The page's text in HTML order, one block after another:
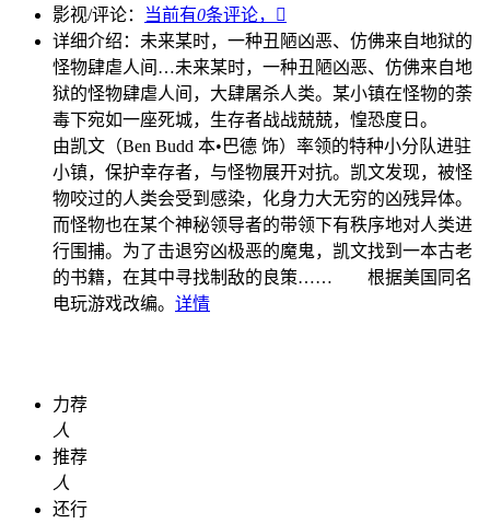
影视/评论：
当前有0条评论，

详细介绍： 未来某时，一种丑陋凶恶、仿佛来自地狱的
怪物肆虐人间…未来某时，一种丑陋凶恶、仿佛来自地
狱的怪物肆虐人间，大肆屠杀人类。某小镇在怪物的荼
毒下宛如一座死城，生存者战战兢兢，惶恐度日。
由凯文（Ben Budd 本•巴德 饰）率领的特种小分队进驻
小镇，保护幸存者，与怪物展开对抗。凯文发现，被怪
物咬过的人类会受到感染，化身力大无穷的凶残异体。
而怪物也在某个神秘领导者的带领下有秩序地对人类进
行围捕。为了击退穷凶极恶的魔鬼，凯文找到一本古老
的书籍，在其中寻找制敌的良策…… 根据美国同名
电玩游戏改编。 详情
力荐
人
推荐
人
还行